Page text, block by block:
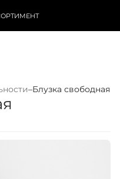
–Блузка свободная